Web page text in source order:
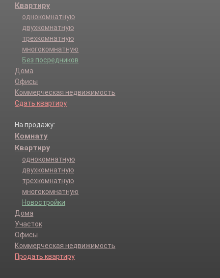
Квартиру
однокомнатную
двухкомнатную
трехкомнатную
многокомнатную
Без посредников
Дома
Офисы
Коммерческая недвижимость
Сдать квартиру
На продажу:
Комнату
Квартиру
однокомнатную
двухкомнатную
трехкомнатную
многокомнатную
Новостройки
Дома
Участок
Офисы
Коммерческая недвижимость
Продать квартиру